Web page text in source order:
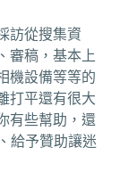
訪從搜集資
審稿，基本上
機設備等等的
打平還有很大
有些幫助，還
給予贊助讓迷